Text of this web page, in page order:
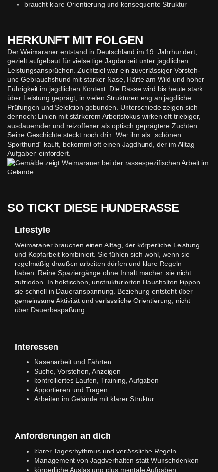
braucht klare Orientierung und konsequente Struktur
HERKUNFT MIT FOLGEN
Der Weimaraner entstand in Deutschland im 19. Jahrhundert,
gezielt aufgebaut für vielseitige Jagdarbeit unter jagdlichen
Leistungsansprüchen. Zuchtziel war ein zuverlässiger Vorsteh-
und Gebrauchshund mit starker Nase, Härte am Wild und hoher
Führigkeit im jagdlichen Kontext. Die Rasse wird bis heute stark
über Leistung geprägt, in vielen Strukturen eng an jagdliche
Prüfungen und Selektion gebunden. Unterschiede zeigen sich
dennoch: Linien mit stärkerem Arbeitsfokus wirken oft triebiger,
ausdauernder und reizoffener als optisch geprägtere Zuchten.
Seine Geschichte steckt noch drin. Wer ihn als „schönen
Sporthund“ kauft, bekommt oft einen Jagdhund, der im Alltag
Aufgaben einfordert.
SO TICKT DIESE HUNDERASSE
Lifestyle
Weimaraner brauchen einen Alltag, der körperliche Leistung
und Kopfarbeit kombiniert. Sie fühlen sich wohl, wenn sie
regelmäßig draußen arbeiten dürfen und klare Regeln
haben. Reine Spaziergänge ohne Inhalt machen sie nicht
zufrieden. In hektischen, unstrukturierten Haushalten kippen
sie schnell in Daueranspannung. Beziehung entsteht über
gemeinsame Aktivität und verlässliche Orientierung, nicht
über Dauerbespaßung.
Interessen
Nasenarbeit und Fährten
Suche, Vorstehen, Anzeigen
kontrolliertes Laufen, Training, Aufgaben
Apportieren und Tragen
Arbeiten im Gelände mit klarer Struktur
Anforderungen an dich
klarer Tagesrhythmus und verlässliche Regeln
Management von Jagdverhalten statt Wunschdenken
körperliche Auslastung plus mentale Aufgaben